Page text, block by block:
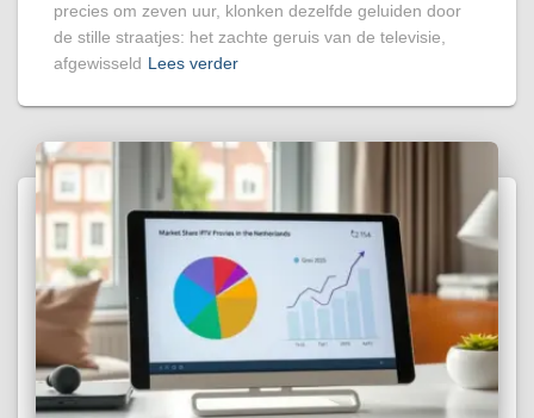
precies om zeven uur, klonken dezelfde geluiden door
de stille straatjes: het zachte geruis van de televisie,
afgewisseld Lees verder